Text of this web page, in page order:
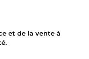
et de la vente à